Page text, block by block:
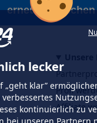
lecker
„geht klar”
verbessertes
kontinuierlich zu
bei unseren Partnern
erneut versuchen
Profi
Affiliate